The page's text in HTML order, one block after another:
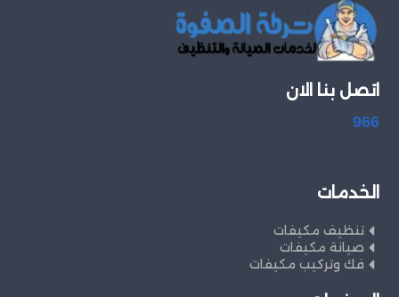
اتصل بنا الان
966
الخدمات
تنظيف مكيفات
صيانة مكيفات
فك وتركيب مكيفات